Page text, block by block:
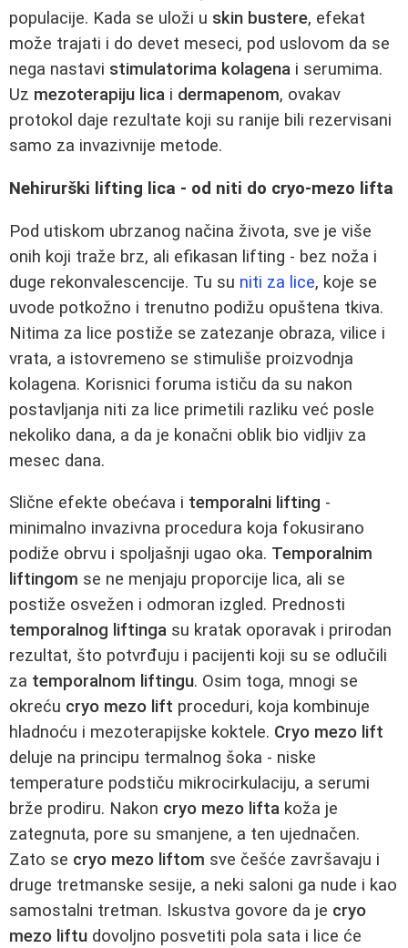
populacije. Kada se uloži u skin bustere, efekat
može trajati i do devet meseci, pod uslovom da se
nega nastavi stimulatorima kolagena i serumima.
Uz mezoterapiju lica i dermapenom, ovakav
protokol daje rezultate koji su ranije bili rezervisani
samo za invazivnije metode.
Nehirurški lifting lica - od niti do cryo‑mezo lifta
Pod utiskom ubrzanog načina života, sve je više
onih koji traže brz, ali efikasan lifting - bez noža i
duge rekonvalescencije. Tu su niti za lice, koje se
uvode potkožno i trenutno podižu opuštena tkiva.
Nitima za lice postiže se zatezanje obraza, vilice i
vrata, a istovremeno se stimuliše proizvodnja
kolagena. Korisnici foruma ističu da su nakon
postavljanja niti za lice primetili razliku već posle
nekoliko dana, a da je konačni oblik bio vidljiv za
mesec dana.
Slične efekte obećava i temporalni lifting -
minimalno invazivna procedura koja fokusirano
podiže obrvu i spoljašnji ugao oka. Temporalnim
liftingom se ne menjaju proporcije lica, ali se
postiže osvežen i odmoran izgled. Prednosti
temporalnog liftinga su kratak oporavak i prirodan
rezultat, što potvrđuju i pacijenti koji su se odlučili
za temporalnom liftingu. Osim toga, mnogi se
okreću cryo mezo lift proceduri, koja kombinuje
hladnoću i mezoterapijske koktele. Cryo mezo lift
deluje na principu termalnog šoka - niske
temperature podstiču mikrocirkulaciju, a serumi
brže prodiru. Nakon cryo mezo lifta koža je
zategnuta, pore su smanjene, a ten ujednačen.
Zato se cryo mezo liftom sve češće završavaju i
druge tretmanske sesije, a neki saloni ga nude i kao
samostalni tretman. Iskustva govore da je cryo
mezo liftu dovoljno posvetiti pola sata i lice će